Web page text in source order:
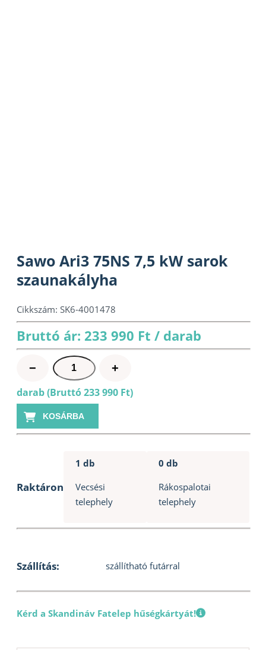
Sawo Ari3 75NS 7,5 kW sarok
szaunakályha
Cikkszám: SK6-4001478
Bruttó ár: 233 990 Ft / darab
−
Sawo
Ari3
75NS
7,5
kW
sarok
mennyiség
+
darab (Bruttó 233 990 Ft)
KOSÁRBA
Raktáron
1 db
Vecsési
telephely
0 db
Rákospalotai
telephely
Szállítás: szállítható futárral
Kérd a Skandináv Fatelep hűségkártyát!